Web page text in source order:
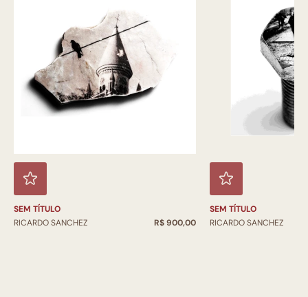
SEM TÍTULO
RICARDO SANCHEZ
R$ 900,00
SEM TÍTULO
RICARDO SANCHEZ